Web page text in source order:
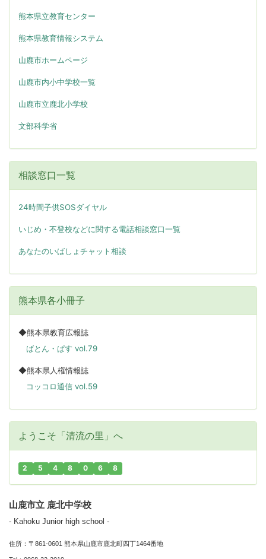
熊本県立教育センター
熊本県教育情報システム
山鹿市ホームページ
山鹿市内小中学校一覧
山鹿市立鹿北小学校
文部科学省
相談窓口一覧
24時間子供SOSダイヤル
いじめ・不登校などに関する電話相談窓口一覧
あなたのいばしょチャット相談
熊本県各小冊子
◆熊本県教育広報誌
ばとん・ぱす vol.79
◆熊本県人権情報誌
コッコロ通信 vol.59
ようこそ「清流の里」へ
2 5 4 8 0 6 8
山鹿市立 鹿北中学校
- Kahoku Junior high school -
住所：〒861-0601 熊本県山鹿市鹿北町四丁1464番地